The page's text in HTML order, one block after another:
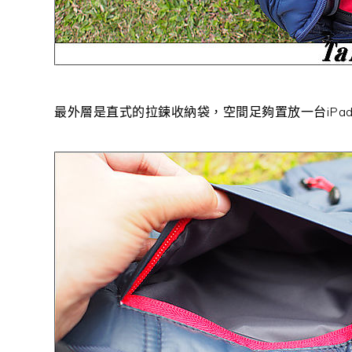
最外層是直式的拉鍊收納袋，空間足夠置放一台